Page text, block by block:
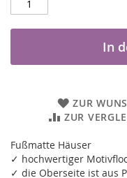
In
ZUR
ZUR
Fußmatte Häuser
✓ hochwertiger
✓ die Oberseite ist aus